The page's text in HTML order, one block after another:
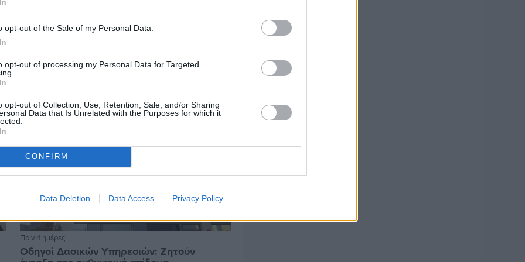
opt-out of the Sale of my Personal Data.
opt-out of processing my Personal Data for Targeted
opt-out of Collection, Use, Retention, Sale, and/or Sharing
Data that Is Unrelated with the Purposes for which it
CONFIRM
Data Deletion Data Access Privacy Policy
Πριν 4 ημέρες
Πριν 4 ημέρες
Οδηγοί Δασικών Υπηρεσιών: Ζητούν